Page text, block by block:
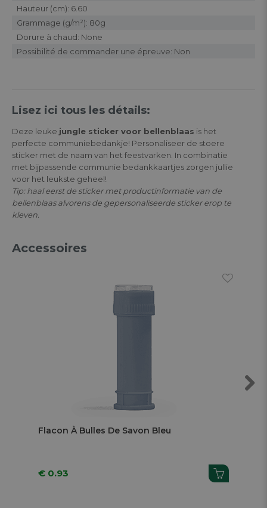
Hauteur (cm): 6.60
Grammage (g/m²): 80g
Dorure à chaud: None
Possibilité de commander une épreuve: Non
Lisez ici tous les détails:
Deze leuke jungle sticker voor bellenblaas is het
perfecte communiebedankje! Personaliseer de stoere
sticker met de naam van het feestvarken. In combinatie
met bijpassende communie bedankkaartjes zorgen jullie
voor het leukste geheel!
Tip: haal eerst de sticker met productinformatie van de
bellenblaas alvorens de gepersonaliseerde sticker erop te
kleven.
Accessoires
Flacon À Bulles De Savon Bleu
€ 0.93